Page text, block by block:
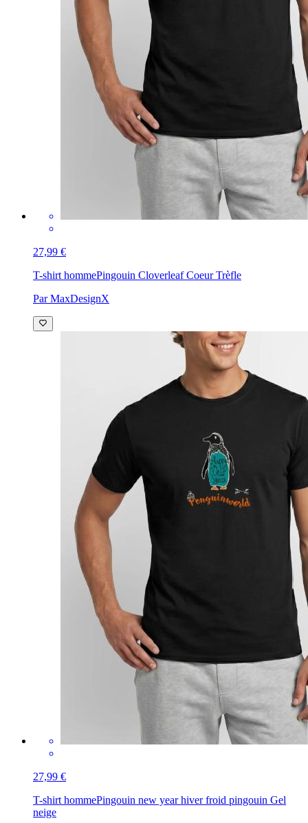
27,99 €
T-shirt hommePingouin Cloverleaf Coeur Trèfle
Par MaxDesignX
27,99 €
T-shirt hommePingouin new year hiver froid pingouin Gel
neige